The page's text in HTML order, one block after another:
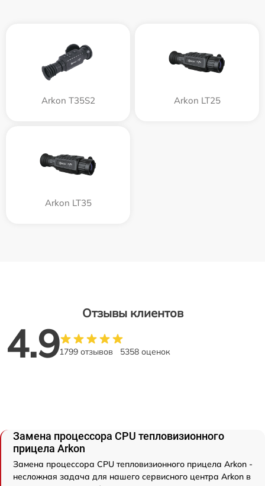
Arkon T35S2 Arkon LT25
Arkon LT35
Отзывы клиентов
4.91799 отзывов 5358 оценок
Замена процессора CPU тепловизионного
прицела Arkon
Замена процессора CPU тепловизионного прицела Arkon -
несложная задача для нашего сервисного центра Arkon в